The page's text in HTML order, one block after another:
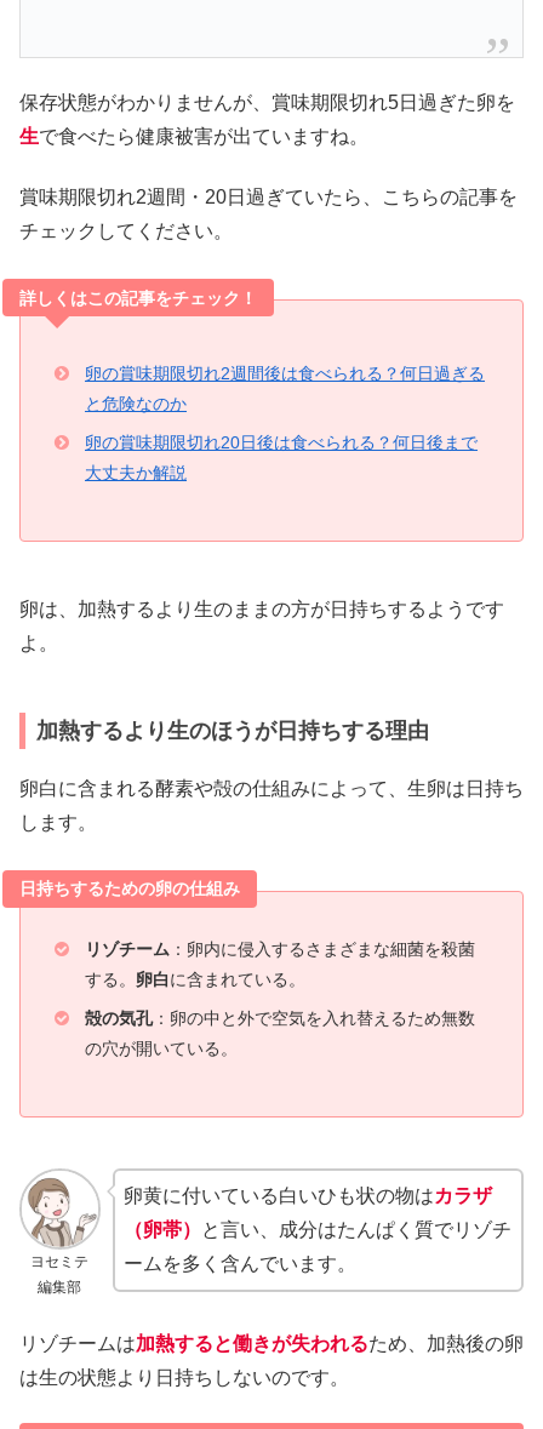
保存状態がわかりませんが、賞味期限切れ5日過ぎた卵を
生で食べたら健康被害が出ていますね。
賞味期限切れ2週間・20日過ぎていたら、こちらの記事を
チェックしてください。
詳しくはこの記事をチェック！
卵の賞味期限切れ2週間後は食べられる？何日過ぎる
と危険なのか
卵の賞味期限切れ20日後は食べられる？何日後まで
大丈夫か解説
卵は、加熱するより生のままの方が日持ちするようです
よ。
加熱するより生のほうが日持ちする理由
卵白に含まれる酵素や殻の仕組みによって、生卵は日持ち
します。
日持ちするための卵の仕組み
リゾチーム ：卵内に侵入するさまざまな細菌を殺菌
する。 卵白に含まれている。
殻の気孔：卵の中と外で空気を入れ替えるため無数
の穴が開いている。
ヨセミテ
編集部
卵黄に付いている白いひも状の物はカラザ
（卵帯）
と言い、成分はたんぱく質でリゾチ
ームを多く含んでいます。
リゾチームは加熱すると働きが失われるため、加熱後の卵
は生の状態より日持ちしないのです。